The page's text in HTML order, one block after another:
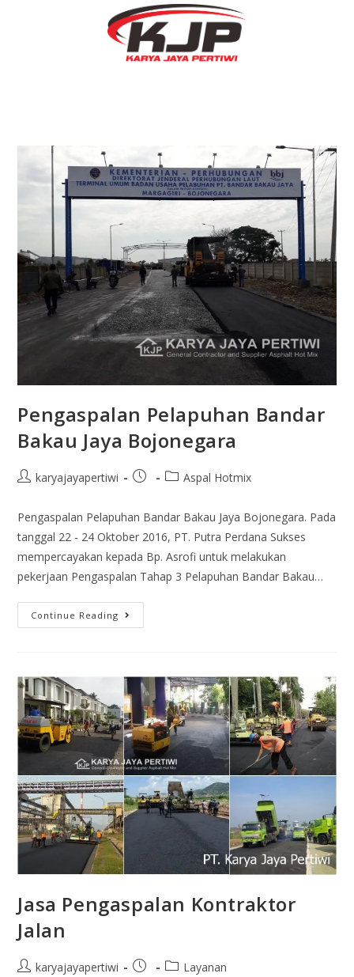
Pengaspalan Pelapuhan Bandar
Bakau Jaya Bojonegara
karyajayapertiwi Aspal Hotmix
Pengaspalan Pelapuhan Bandar Bakau Jaya Bojonegara. Pada
tanggal 22 - 24 Oktober 2016, PT. Putra Perdana Sukses
mempercayakan kepada Bp. Asrofi untuk melakukan
pekerjaan Pengaspalan Tahap 3 Pelapuhan Bandar Bakau…
Continue Reading
Jasa Pengaspalan Kontraktor
Jalan
karyajayapertiwi Layanan